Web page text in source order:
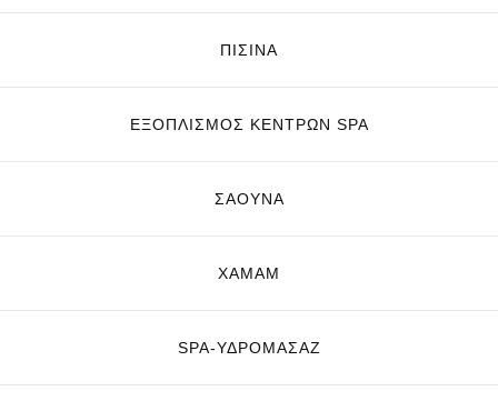
ΠΙΣΙΝΑ
ΕΞΟΠΛΙΣΜΌΣ ΚΈΝΤΡΩΝ SPA
ΣΑΟΥΝΑ
ΧΑΜΑΜ
SPA-ΥΔΡΟΜΑΣΆΖ